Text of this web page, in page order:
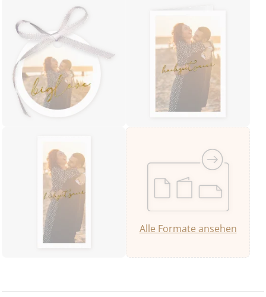
Alle Formate ansehen